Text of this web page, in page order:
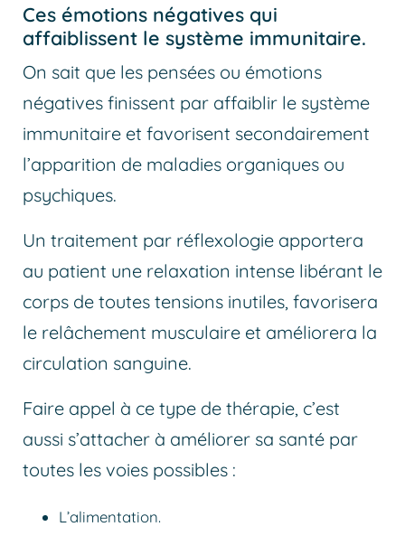
Ces émotions négatives qui
affaiblissent le système immunitaire.
On sait que les pensées ou émotions
négatives finissent par affaiblir le système
immunitaire et favorisent secondairement
l’apparition de maladies organiques ou
psychiques.
Un traitement par réflexologie apportera
au patient une relaxation intense libérant le
corps de toutes tensions inutiles, favorisera
le relâchement musculaire et améliorera la
circulation sanguine.
Faire appel à ce type de thérapie, c’est
aussi s’attacher à améliorer sa santé par
toutes les voies possibles :
L’alimentation.